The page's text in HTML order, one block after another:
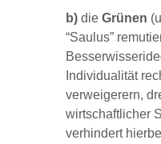
b) die Grünen
“Saulus”
Individualität
verweigerern,
wirtschaftlicher
verhindert